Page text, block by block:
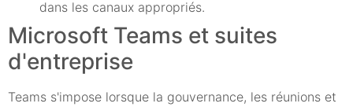
dans les canaux appropriés.
Microsoft Teams et suites
d'entreprise
Teams s'impose lorsque la gouvernance, les réunions et